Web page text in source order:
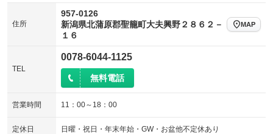
電動格納サードシート
：装備なし
ウォークスルー 後席モニター
電動リアゲート
：装備なし
シートエアコン
住所
957-0126
新潟県北蒲原郡聖籠町大夫興野２８６２－
１６
MAP
TEL
0078-6044-1125
無料電話
営業時間 11：00～18：00
定休日 日曜・祝日・年末年始・GW・お盆他不定休あり